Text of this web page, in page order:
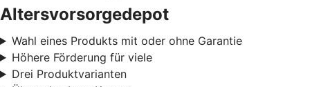
Altersvorsorgedepot
Wahl eines Produkts mit oder ohne Garantie
Höhere Förderung für viele
Drei Produktvarianten